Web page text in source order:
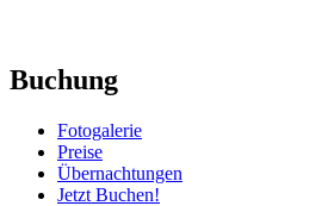
Buchung
Fotogalerie
Preise
Übernachtungen
Jetzt Buchen!